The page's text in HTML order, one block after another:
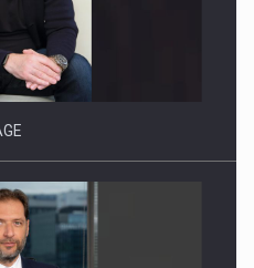
STRATEGY-Finantare